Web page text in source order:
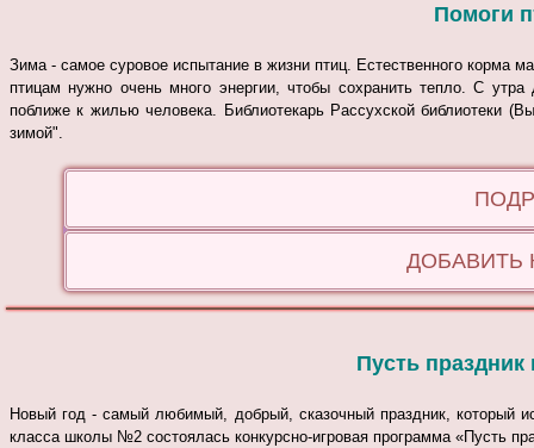
Помоги
Зима - самое суровое испытание в жизни птиц. Естественного корма
птицам нужно очень много энергии, чтобы сохранить тепло. С
поближе к жилью человека. Библиотекарь Рассухской библиотеки
зимой".
ДОБАВИТЬ
Пусть
Новый год - самый любимый, добрый, сказочный праздник, который
класса школы №2 состоялась конкурсно-игровая программа «Пусть